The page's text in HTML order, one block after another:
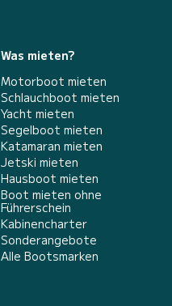
Was mieten?
Motorboot mieten
Schlauchboot mieten
Yacht mieten
Segelboot mieten
Katamaran mieten
Jetski mieten
Hausboot mieten
Boot mieten ohne
Führerschein
Kabinencharter
Sonderangebote
Alle Bootsmarken